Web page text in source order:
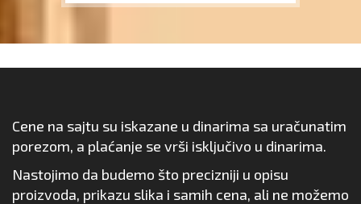
Cene na sajtu su iskazane u dinarima sa uračunatim
porezom, a plaćanje se vrši isključivo u dinarima.
Nastojimo da budemo što precizniji u opisu
proizvoda, prikazu slika i samih cena, ali ne možemo